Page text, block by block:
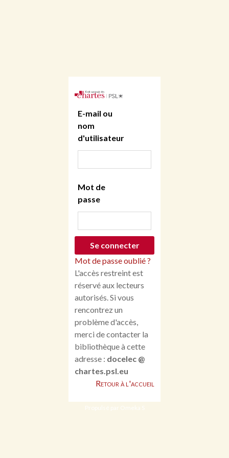
E-mail ou
nom
d'utilisateur
Mot de
passe
Mot de passe oublié ?
L'accès restreint est
réservé aux lecteurs
autorisés. Si vous
rencontrez un
problème d'accès,
merci de contacter la
bibliothèque à cette
adresse : docelec @
chartes.psl.eu
Retour à l'accueil
Propulsé par Omeka S